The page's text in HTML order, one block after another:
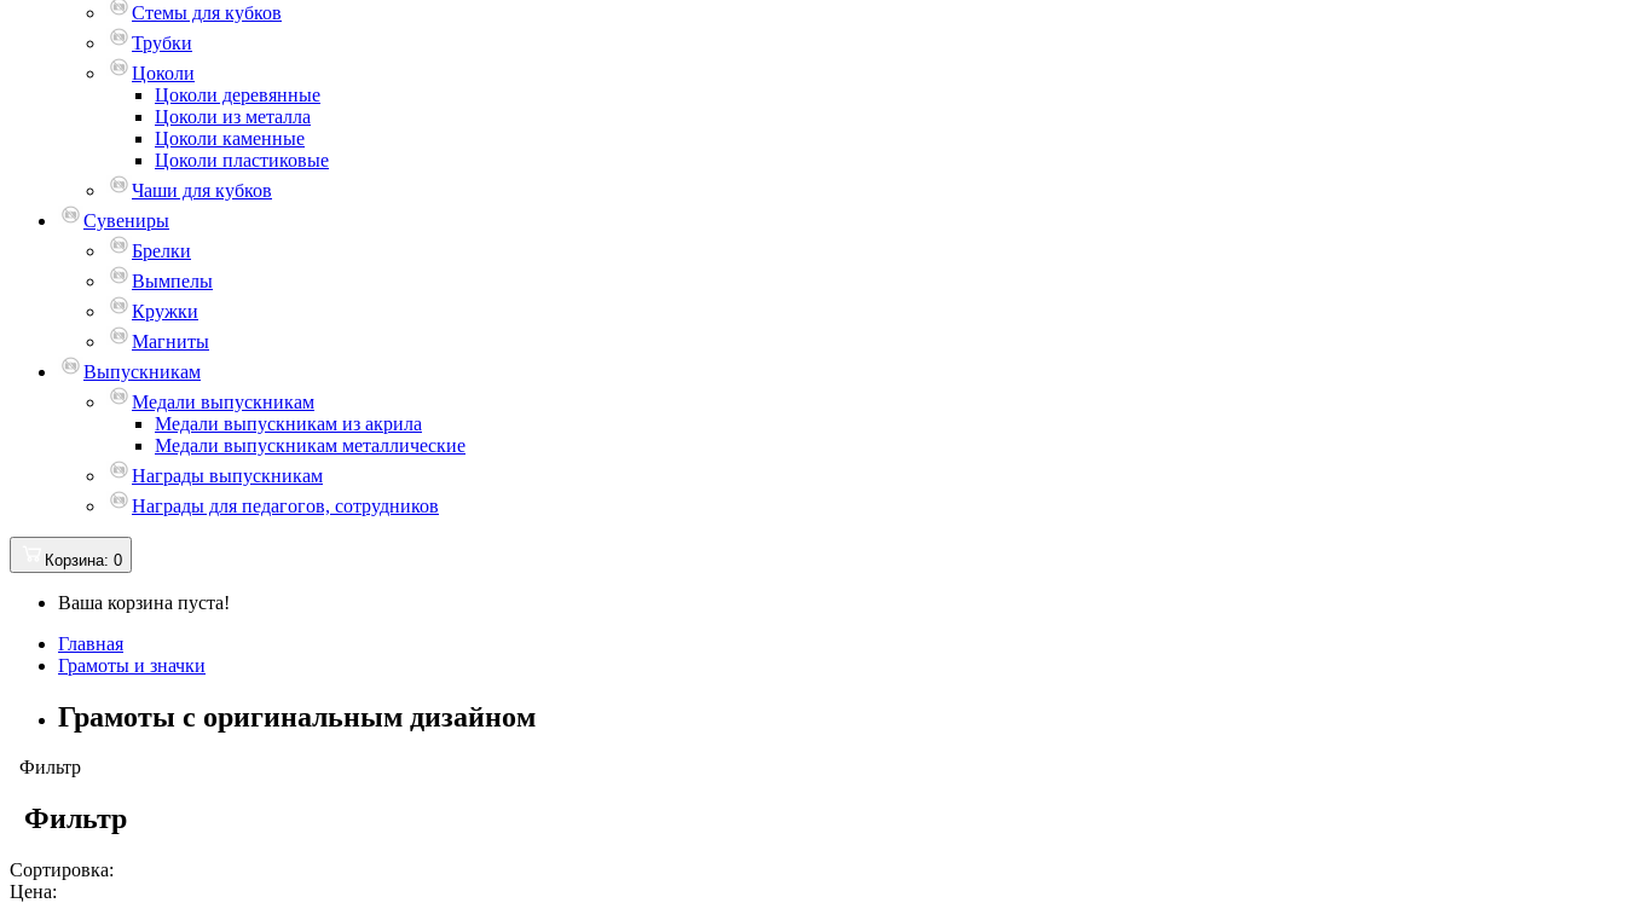
Стемы для кубков
Трубки
Цоколи
Цоколи деревянные
Цоколи из металла
Цоколи каменные
Цоколи пластиковые
Чаши для кубков
Сувениры
Брелки
Вымпелы
Кружки
Магниты
Выпускникам
Медали выпускникам
Медали выпускникам из акрила
Медали выпускникам металлические
Награды выпускникам
Награды для педагогов, сотрудников
Корзина: 0
Ваша корзина пуста!
Главная
Грамоты и значки
Грамоты с оригинальным дизайном
Фильтр
Фильтр
Сортировка:
Цена: